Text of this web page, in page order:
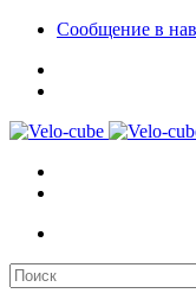
Сообщение в